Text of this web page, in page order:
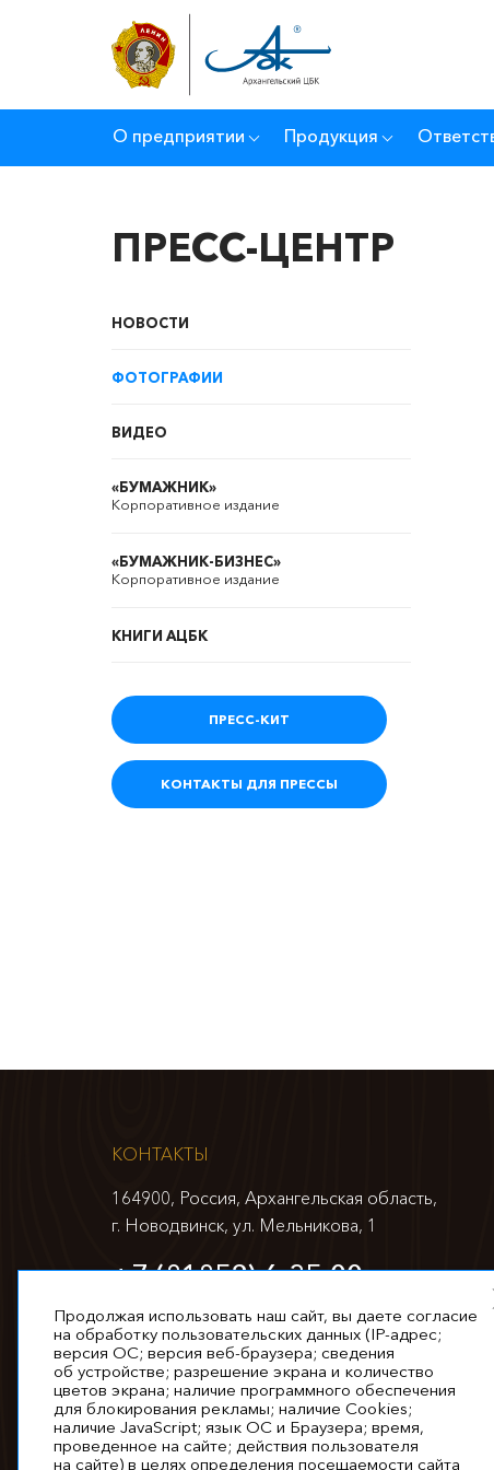
О предприятии Продукция
ПРЕСС-ЦЕНТР
НОВОСТИ
ФОТОГРАФИИ
ВИДЕО
«БУМАЖНИК»
Корпоративное издание
«БУМАЖНИК-БИЗНЕС»
Корпоративное издание
КНИГИ АЦБК
ПРЕСС-КИТ
КОНТАКТЫ ДЛЯ ПРЕССЫ
КОНТАКТЫ
164900, Россия, Архангельская область,
г. Новодвинск, ул. Мельникова, 1
+7 (81852) 6-35-00
info@appm.ru
© 2026. Все права защищены
Продолжая использовать наш сайт, вы даете согласие
на обработку пользовательских данных (IP-адрес;
версия ОС; версия веб-браузера; сведения
об устройстве; разрешение экрана и количество
цветов экрана; наличие программного обеспечения
для блокирования рекламы; наличие Cookies;
наличие JavaScript; язык ОС и Браузера; время,
проведенное на сайте; действия пользователя
на сайте) в целях определения посещаемости сайта